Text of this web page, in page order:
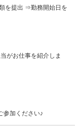
を提出 ⇒勤務開始日を
がお仕事を紹介しま
参加ください♪